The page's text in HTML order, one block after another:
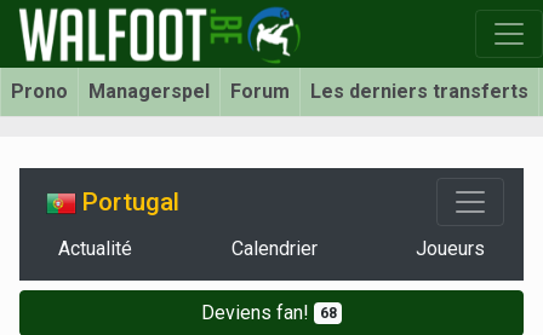
Prono Managerspel Forum Les derniers transferts
Portugal
Actualité Calendrier Joueurs
Deviens fan! 68